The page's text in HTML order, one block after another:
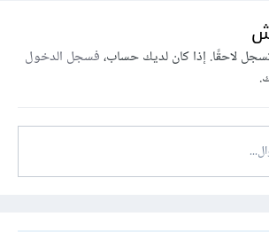
لاحقًا. إذا كان لديك حساب،فسجل الدخول